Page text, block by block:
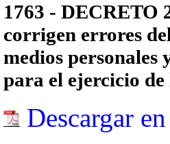
1763 - DECRETO
corrigen errores
medios
para el ejercicio
Descargar